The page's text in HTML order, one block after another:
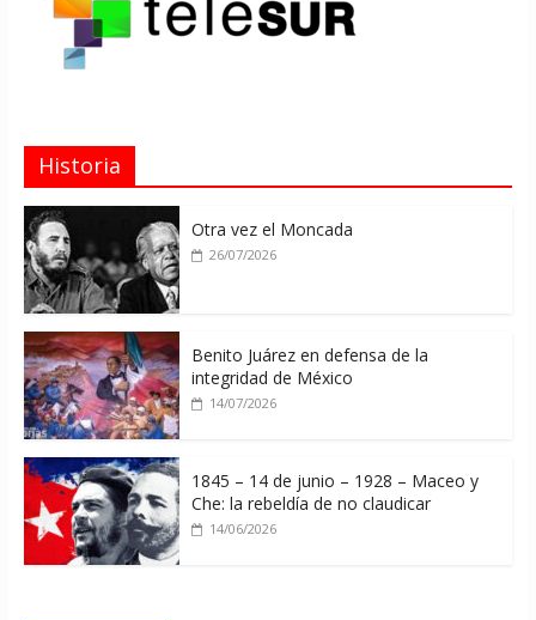
Historia
Otra vez el Moncada
26/07/2026
Benito Juárez en defensa de la
integridad de México
14/07/2026
1845 – 14 de junio – 1928 – Maceo y
Che: la rebeldía de no claudicar
14/06/2026